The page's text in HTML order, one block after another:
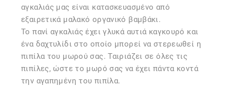
αγκαλιάς μας είναι κατασκευασμένο από
εξαιρετικά μαλακό οργανικό βαμβάκι.
Το πανί αγκαλιάς έχει γλυκά αυτιά καγκουρό και
ένα δαχτυλίδι στο οποίο μπορεί να στερεωθεί η
πιπίλα του μωρού σας. Ταιριάζει σε όλες τις
πιπίλες, ώστε το μωρό σας να έχει πάντα κοντά
την αγαπημένη του πιπίλα.